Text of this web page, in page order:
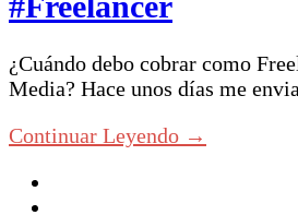
¿Cuándo debo cobrar como
Media? Hace unos días me
Continuar Leyendo →